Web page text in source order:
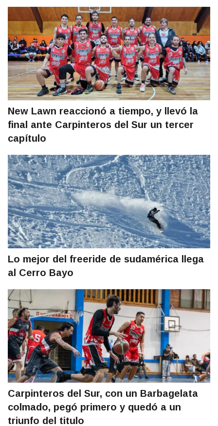
New Lawn reaccionó a tiempo, y llevó la
final ante Carpinteros del Sur un tercer
capítulo
Lo mejor del freeride de sudamérica llega
al Cerro Bayo
Carpinteros del Sur, con un Barbagelata
colmado, pegó primero y quedó a un
triunfo del titulo